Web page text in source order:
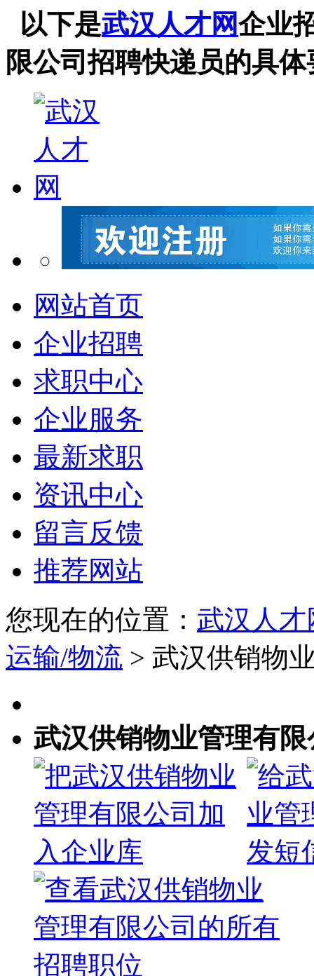
以下是武汉人才网企业
限公司招聘快递员的具
网站首页
企业招聘
求职中心
企业服务
最新求职
资讯中心
留言反馈
推荐网站
您现在的位置： 武汉人才
运输/物流 > 武汉供销物
武汉供销物业管理有限